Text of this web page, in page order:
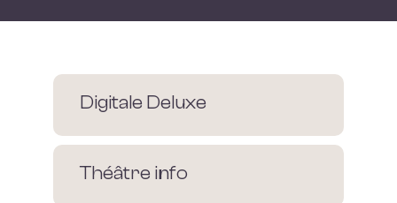
Digitale Deluxe
Théâtre info